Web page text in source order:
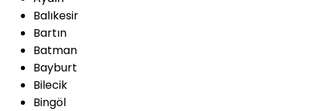
Balıkesir
Bartın
Batman
Bayburt
Bilecik
Bingöl